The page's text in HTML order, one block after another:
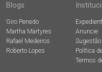
Blogs
Giro Penedo
Martha Martyres
Rafael Medeiros
Roberto Lopes
Anuncie
Sugestão
Política
Termos